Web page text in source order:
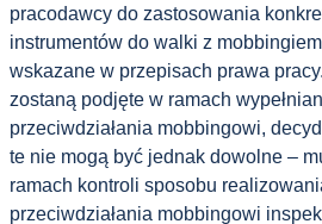
pracodawcy do zastosowania
instrumentów do walki z
wskazane w przepisach prawa
zostaną podjęte w ramach
przeciwdziałania mobbingowi,
te nie mogą być jednak dowolne –
ramach kontroli sposobu
przeciwdziałania mobbingowi